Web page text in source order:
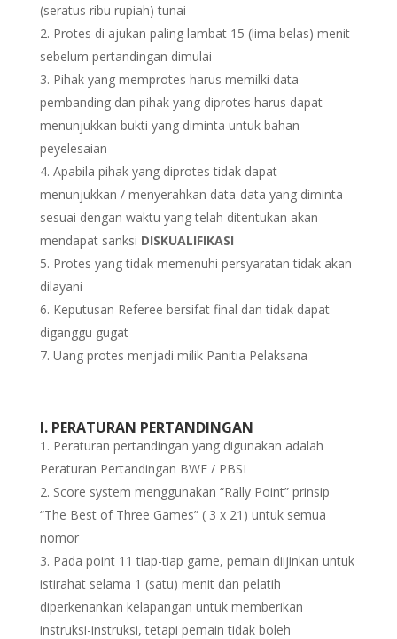
(seratus ribu rupiah) tunai
Protes di ajukan paling lambat 15 (lima belas) menit
sebelum pertandingan dimulai
Pihak yang memprotes harus memilki data
pembanding dan pihak yang diprotes harus dapat
menunjukkan bukti yang diminta untuk bahan
peyelesaian
Apabila pihak yang diprotes tidak dapat
menunjukkan / menyerahkan data-data yang diminta
sesuai dengan waktu yang telah ditentukan akan
mendapat sanksi DISKUALIFIKASI
Protes yang tidak memenuhi persyaratan tidak akan
dilayani
Keputusan Referee bersifat final dan tidak dapat
diganggu gugat
Uang protes menjadi milik Panitia Pelaksana
I. PERATURAN PERTANDINGAN
Peraturan pertandingan yang digunakan adalah
Peraturan Pertandingan BWF / PBSI
Score system menggunakan “Rally Point” prinsip
“The Best of Three Games” ( 3 x 21) untuk semua
nomor
Pada point 11 tiap-tiap game, pemain diijinkan untuk
istirahat selama 1 (satu) menit dan pelatih
diperkenankan kelapangan untuk memberikan
instruksi-instruksi, tetapi pemain tidak boleh